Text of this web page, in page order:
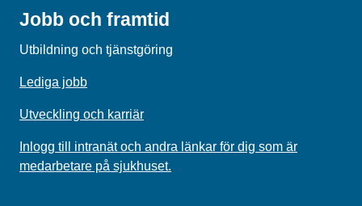
Jobb och framtid
Utbildning och tjänstgöring
Lediga jobb
Utveckling och karriär
Inlogg till intranät och andra länkar för dig som är
medarbetare på sjukhuset.